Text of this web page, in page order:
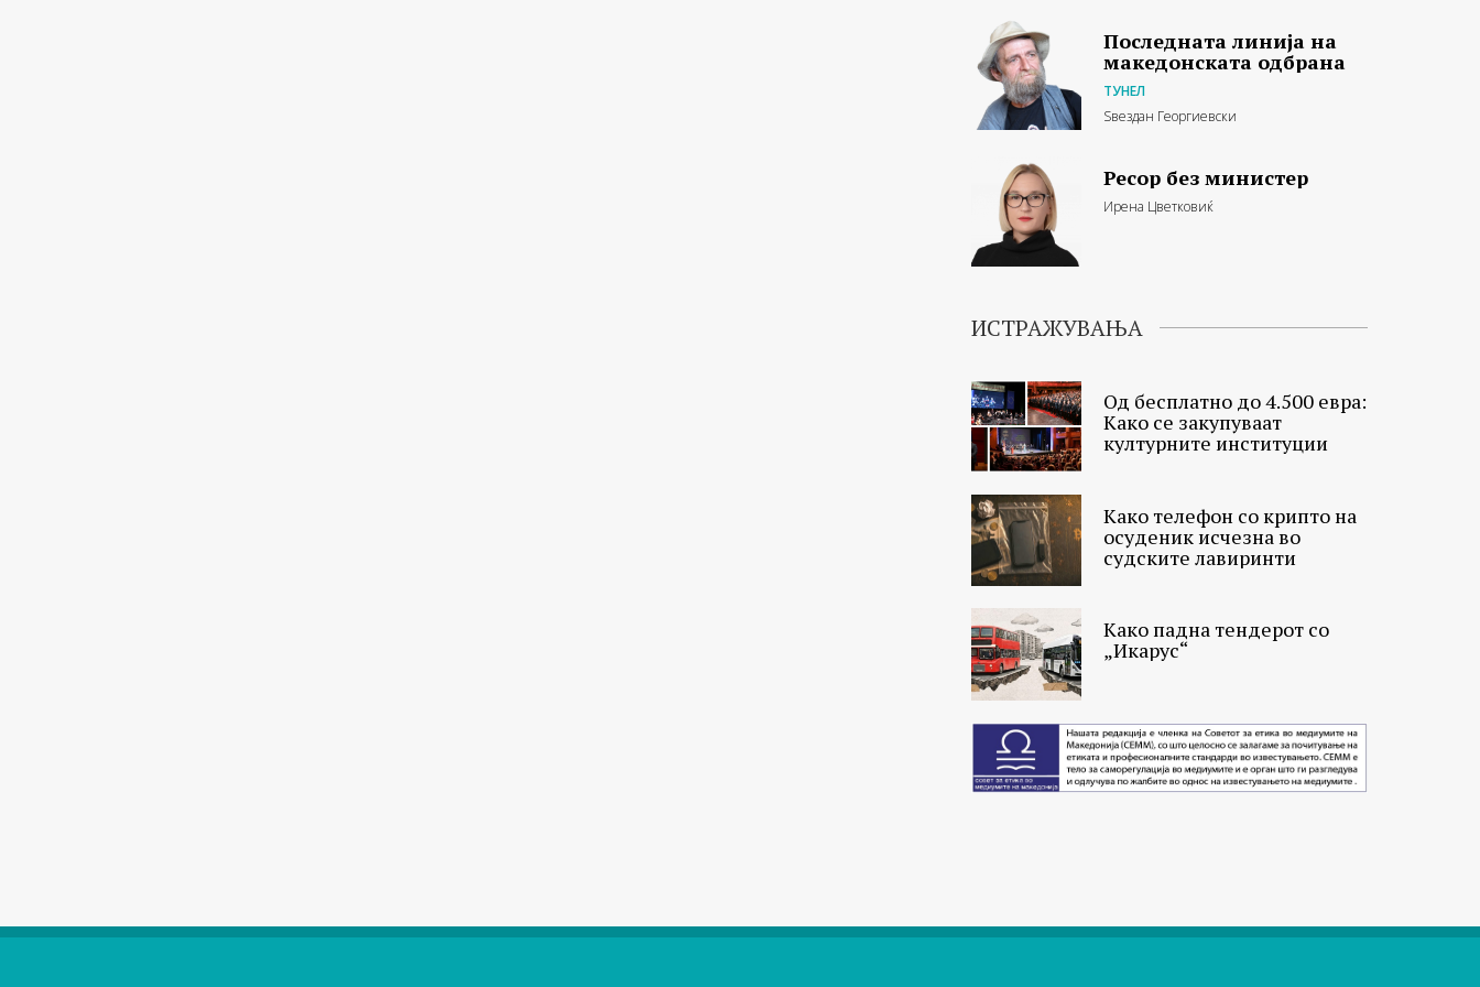
Последната линија на
македонската одбрана
ТУНЕЛ
Ѕвездан Георгиевски
Ресор без министер
Ирена Цветковиќ
ИСТРАЖУВАЊА
Од бесплатно до 4.500 евра:
Како се закупуваат
културните институции
Како телефон со крипто на
осуденик исчезна во
судските лавиринти
Како падна тендерот со
„Икарус“